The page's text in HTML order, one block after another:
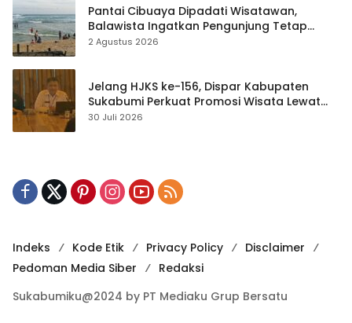
Pantai Cibuaya Dipadati Wisatawan,
Balawista Ingatkan Pengunjung Tetap
Waspada
2 Agustus 2026
Jelang HJKS ke-156, Dispar Kabupaten
Sukabumi Perkuat Promosi Wisata Lewat
Publikasi Digital
30 Juli 2026
Indeks Kode Etik Privacy Policy
Disclaimer
Pedoman Media Siber
Redaksi
Sukabumiku@2024 by PT Mediaku Grup Bersatu